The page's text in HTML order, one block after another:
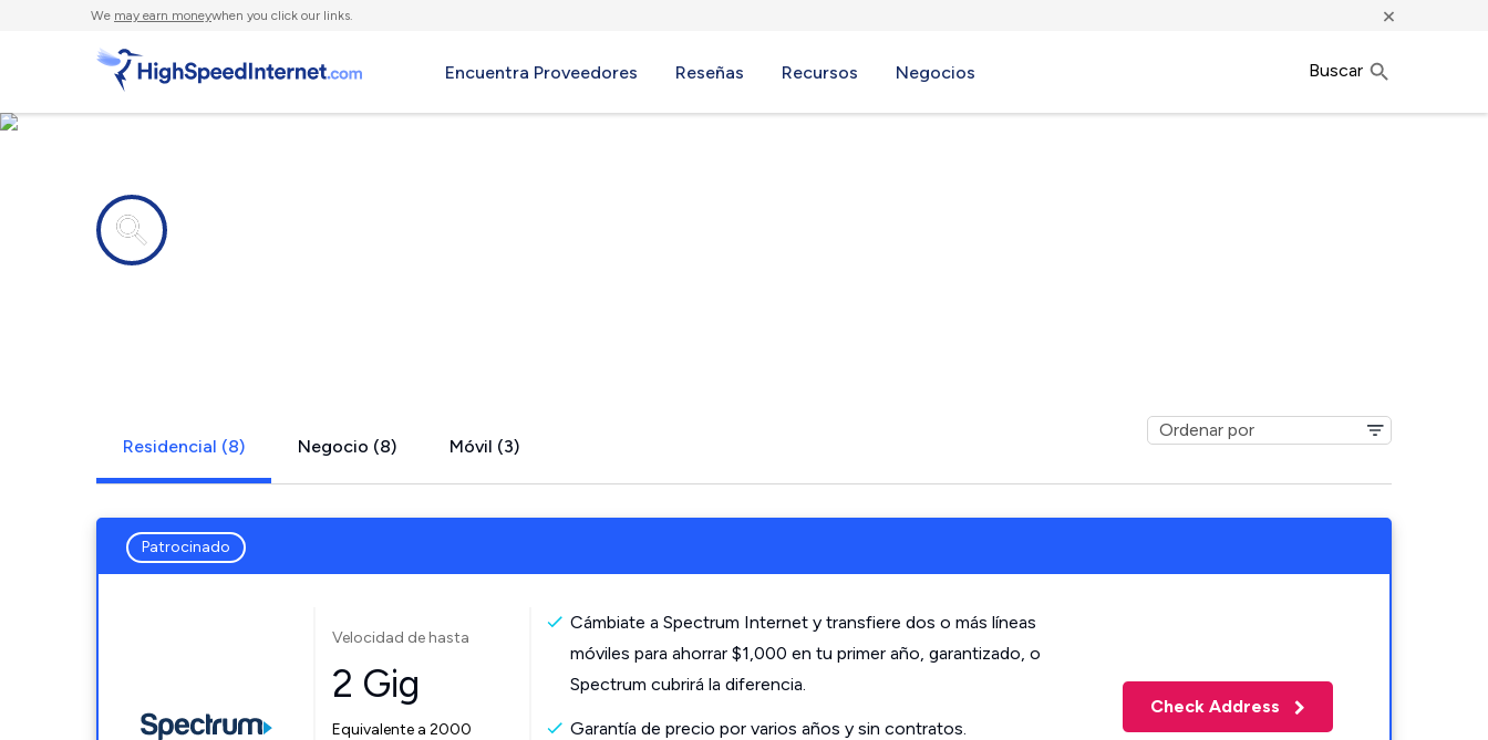
We may earn moneywhen you click our links. ×
Encuentra Proveedores Reseñas Recursos Negocios Buscar
Residencial (8) Negocio (8) Móvil (3)
Patrocinado
Velocidad de hasta
2 Gig
Equivalente a 2000
Cámbiate a Spectrum Internet y transfiere dos o más líneas
móviles para ahorrar $1,000 en tu primer año, garantizado, o
Spectrum cubrirá la diferencia.
Garantía de precio por varios años y sin contratos.
Check Address